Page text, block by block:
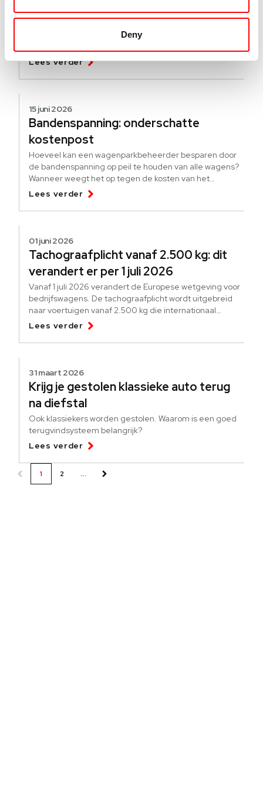
Deny
[update]
Een nieuwe regeling om elektrificatie te stimuleren. Wat
Lees verder
15 juni 2026
Bandenspanning: onderschatte
kostenpost
Hoeveel kan een wagenparkbeheerder besparen door
de bandenspanning op peil te houden van alle wagens?
Wanneer weegt het op tegen de kosten van het
bijhouden?
Lees verder
01 juni 2026
Tachograafplicht vanaf 2.500 kg: dit
verandert er per 1 juli 2026
Vanaf 1 juli 2026 verandert de Europese wetgeving voor
bedrijfswagens. De tachograafplicht wordt uitgebreid
naar voertuigen vanaf 2.500 kg die internationaal
goederen vervoeren.
Lees verder
31 maart 2026
Krijg je gestolen klassieke auto terug
na diefstal
Ook klassiekers worden gestolen. Waarom is een goed
terugvindsysteem belangrijk?
Lees verder
1 2 ...